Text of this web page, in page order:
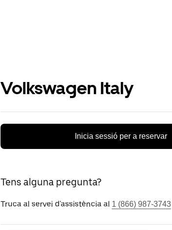
Volkswagen Italy
Inicia sessió per a reservar
Tens alguna pregunta?
Truca al servei d'assistència al 1 (866) 987-3743